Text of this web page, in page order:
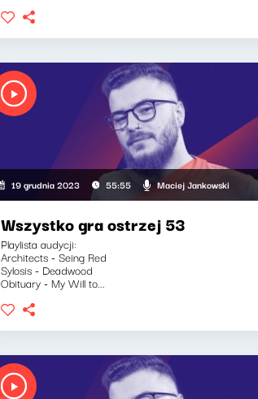
19 grudnia 2023 55:55 Maciej Jankowski
Wszystko gra ostrzej 53
Playlista audycji:
Architects - Seing Red
Sylosis - Deadwood
Obituary - My Will to...